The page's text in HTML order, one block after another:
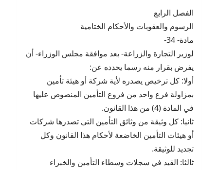
الفصل الرابع
الرسوم والعقوبات والأحكام الختامية
مادة- 34-
لوزير التجارة والزراعة- بعد موافقة مجلس الوزراء- أن
يفرض بقرار منه رسما يحدده عن:
أولا: كل ترخيص يصدره لأية شركة أو هيئة تأمين
بمزاولة فرع واحد من فروع التأمين المنصوص عليها
في المادة (4) من هذا القانون.
ثانيا: كل وثيقة من وثائق التأمين التي تصدرها شركات
أو هيئات التأمين الخاضعة لأحكام هذا القانون وكل
تجديد للوثيقة.
ثالثا: القيد في سجلات وسطاء التأمين والخبراء